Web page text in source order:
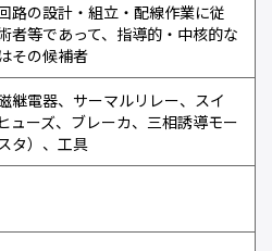
路の設計・組立・配線作業に従
者等であって、指導的・中核的な
その候補者
継電器、サーマルリレー、スイ
ューズ、ブレーカ、三相誘導モー
タ）、工具